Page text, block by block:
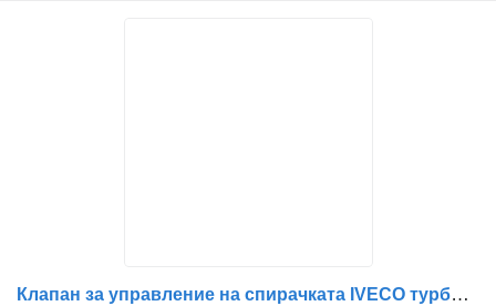
Клапан за управление на спирачката IVECO турбины 504203276 504013790 504203275 HOLSET за влекач IVECO